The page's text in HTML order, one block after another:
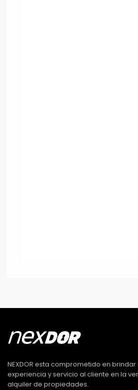
NEXDOR esta comprometido en
experiencia y servicio al cliente en la
alquiler de propiedades.